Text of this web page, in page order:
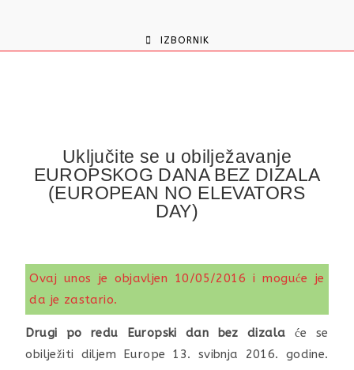
IZBORNIK
Uključite se u obilježavanje
EUROPSKOG DANA BEZ DIZALA
(EUROPEAN NO ELEVATORS
DAY)
Ovaj unos je objavljen 10/05/2016 i moguće je
da je zastario.
Drugi po redu Europski dan bez dizala će se
obilježiti diljem Europe 13. svibnja 2016. godine.